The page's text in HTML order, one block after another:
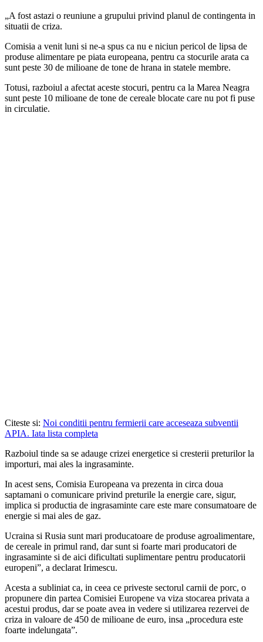
„A fost astazi o reuniune a grupului privind planul de contingenta in
situatii de criza.
Comisia a venit luni si ne-a spus ca nu e niciun pericol de lipsa de
produse alimentare pe piata europeana, pentru ca stocurile arata ca
sunt peste 30 de milioane de tone de hrana in statele membre.
Totusi, razboiul a afectat aceste stocuri, pentru ca la Marea Neagra
sunt peste 10 milioane de tone de cereale blocate care nu pot fi puse
in circulatie.
Citeste si: Noi conditii pentru fermierii care acceseaza subventii
APIA. Iata lista completa
Razboiul tinde sa se adauge crizei energetice si cresterii preturilor la
importuri, mai ales la ingrasaminte.
In acest sens, Comisia Europeana va prezenta in circa doua
saptamani o comunicare privind preturile la energie care, sigur,
implica si productia de ingrasaminte care este mare consumatoare de
energie si mai ales de gaz.
Ucraina si Rusia sunt mari producatoare de produse agroalimentare,
de cereale in primul rand, dar sunt si foarte mari producatori de
ingrasaminte si de aici dificultati suplimentare pentru producatorii
europeni”, a declarat Irimescu.
Acesta a subliniat ca, in ceea ce priveste sectorul carnii de porc, o
propunere din partea Comisiei Europene va viza stocarea privata a
acestui produs, dar se poate avea in vedere si utilizarea rezervei de
criza in valoare de 450 de milioane de euro, insa „procedura este
foarte indelungata”.